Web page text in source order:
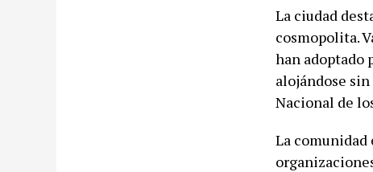
La ciudad
cosmopolita.
han adoptado
alojándose
Nacional de
La comunidad